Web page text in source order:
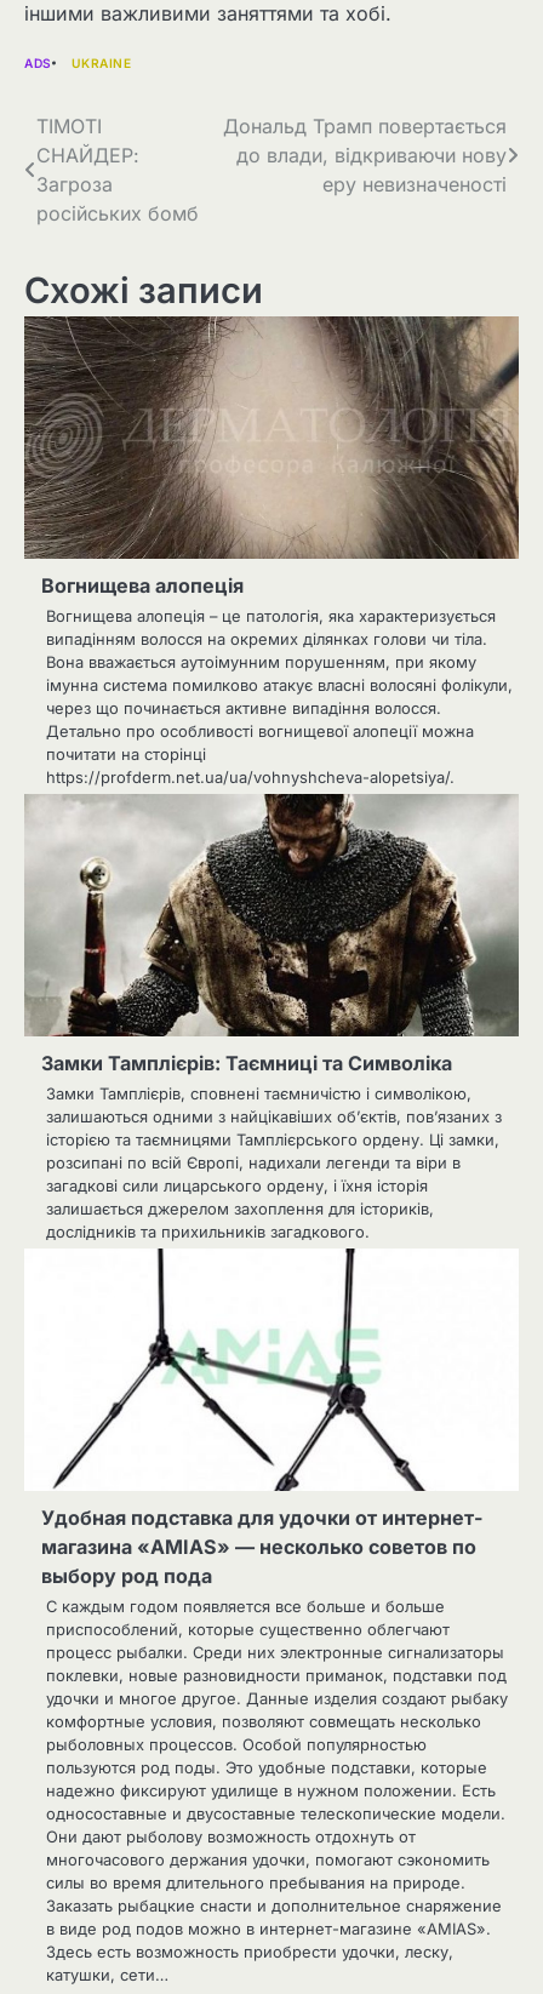
іншими важливими заняттями та хобі.
ADS UKRAINE
Навігація
записів
ТІМОТІ
СНАЙДЕР:
Загроза
російських бомб
Дональд Трамп повертається
до влади, відкриваючи нову
еру невизначеності
Схожі записи
Вогнищева алопеція
Вогнищева алопеція – це патологія, яка характеризується
випадінням волосся на окремих ділянках голови чи тіла.
Вона вважається аутоімунним порушенням, при якому
імунна система помилково атакує власні волосяні фолікули,
через що починається активне випадіння волосся.
Детально про особливості вогнищевої алопеції можна
почитати на сторінці
https://profderm.net.ua/ua/vohnyshcheva-alopetsiya/.
Замки Тамплієрів: Таємниці та Символіка
Замки Тамплієрів, сповнені таємничістю і символікою,
залишаються одними з найцікавіших об’єктів, пов’язаних з
історією та таємницями Тамплієрського ордену. Ці замки,
розсипані по всій Європі, надихали легенди та віри в
загадкові сили лицарського ордену, і їхня історія
залишається джерелом захоплення для істориків,
дослідників та прихильників загадкового.
Удобная подставка для удочки от интернет-
магазина «AMIAS» — несколько советов по
выбору род пода
С каждым годом появляется все больше и больше
приспособлений, которые существенно облегчают
процесс рыбалки. Среди них электронные сигнализаторы
поклевки, новые разновидности приманок, подставки под
удочки и многое другое. Данные изделия создают рыбаку
комфортные условия, позволяют совмещать несколько
рыболовных процессов. Особой популярностью
пользуются род поды. Это удобные подставки, которые
надежно фиксируют удилище в нужном положении. Есть
односоставные и двусоставные телескопические модели.
Они дают рыболову возможность отдохнуть от
многочасового держания удочки, помогают сэкономить
силы во время длительного пребывания на природе.
Заказать рыбацкие снасти и дополнительное снаряжение
в виде род подов можно в интернет-магазине «AMIAS».
Здесь есть возможность приобрести удочки, леску,
катушки, сети…